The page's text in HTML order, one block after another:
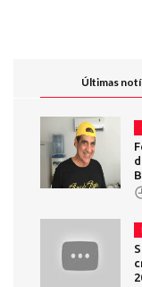
Últimas